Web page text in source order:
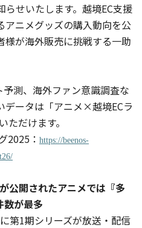
らせいたします。越境EC支援
ニメグッズの購入動向を公
様が海外販売に挑戦する一助
測、海外ファン意識調査な
データは「アニメ×越境ECラ
ただけます。
2025： https://beenos-
公開されたアニメでは『多
数が最多
第1期シリーズが放送・配信